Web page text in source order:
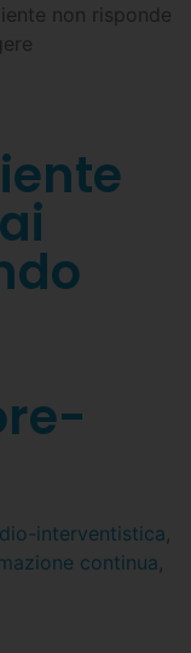
non risponde
interventistica,
continua,